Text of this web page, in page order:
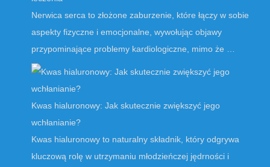
Nerwica serca to złożone zaburzenie, które łączy w sobie
aspekty fizyczne i emocjonalne, wywołując objawy
przypominające problemy kardiologiczne, mimo że …
Kwas hialuronowy: Jak skutecznie zwiększyć jego
wchłanianie?
Kwas hialuronowy to naturalny składnik, który odgrywa
kluczową rolę w utrzymaniu młodzieńczej jędrności i